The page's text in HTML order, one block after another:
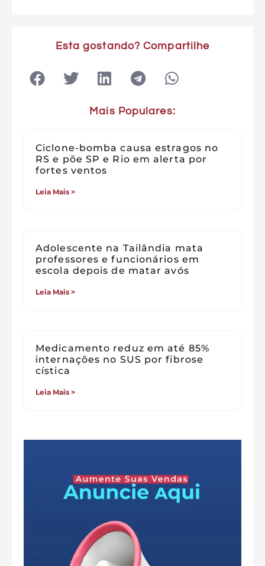
Esta gostando? Compartilhe
Mais Populares:
Ciclone-bomba causa estragos no
RS e põe SP e Rio em alerta por
fortes ventos
Leia Mais >
Adolescente na Tailândia mata
professores e funcionários em
escola depois de matar avós
Leia Mais >
Medicamento reduz em até 85%
internações no SUS por fibrose
cística
Leia Mais >